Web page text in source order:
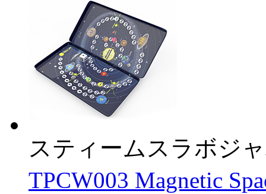
スティームスラボジ
TPCW003 Magnetic